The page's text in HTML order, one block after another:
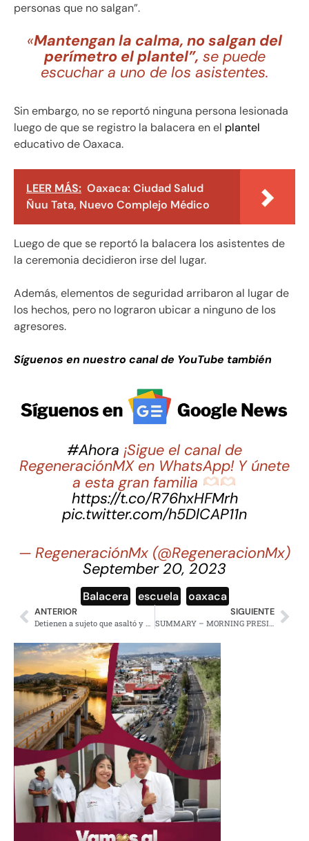
personas que no salgan”.
«Mantengan la calma, no salgan del
perímetro el plantel”, se puede
escuchar a uno de los asistentes.
Sin embargo, no se reportó ninguna persona lesionada
luego de que se registro la balacera en el plantel
educativo de Oaxaca.
LEER MÁS: Oaxaca: Ciudad Salud
Ñuu Tata, Nuevo Complejo Médico
Luego de que se reportó la balacera los asistentes de
la ceremonia decidieron irse del lugar.
Además, elementos de seguridad arribaron al lugar de
los hechos, pero no lograron ubicar a ninguno de los
agresores.
Síguenos en nuestro canal de YouTube también
#Ahora ¡Sigue el canal de
RegeneraciónMX en WhatsApp! Y únete
a esta gran familia
https://t.co/R76hxHFMrh
pic.twitter.com/h5DlCAP11n
— RegeneraciónMx (@RegeneracionMx)
September 20, 2023
Balacera escuela oaxaca
ANTERIOR SIGUIENTE
SUMMARY – MORNING PRESIDENTIAL PRESS CONFERENCE – MONDAY, JUNE 17, 2024